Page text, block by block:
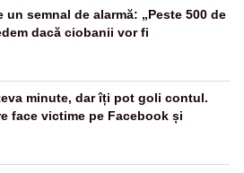
un semnal de alarmă: „Peste 500 de
dacă ciobanii vor fi
minute, dar îți pot goli contul.
face victime pe Facebook și